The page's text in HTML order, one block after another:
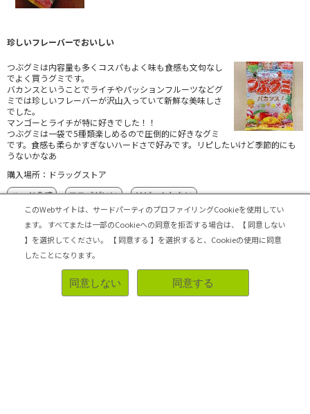
珍しいフレーバーでおいしい
つぶグミは内容量も多くコスパもよく味も食感も文句なし
でよく買うグミです。
バカンスということでライチやパッションフルーツなどグ
ミでは珍しいフレーバーが沢山入っていて新鮮な美味しさ
でした。
マンゴーとライチが特に好きでした！！
つぶグミは一袋で5種類楽しめるので圧倒的に好きなグミ
です。食感も柔らかすぎないハードさで好みです。リピしたいけど季節的にも
うないかなあ
購入場所：ドラッグストア
ハード食感
コスパがいい リピートしたい
参考になった！
シェアビュー公式アカウント
このWebサイトは、サードパーティのプロファイリングCookieを使用してい
ます。
すべてまたは一部のCookieへの同意を拒否する場合は、【 同意しない
】を選択してください。
【 同意する 】を選択すると、Cookieの使用に同意
したことになります。
同意しない 同意する